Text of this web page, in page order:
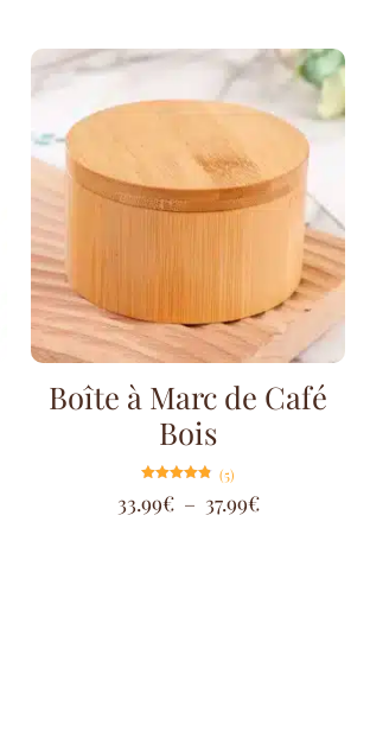
Boîte à Marc de Café
Bois
4.80
sur 5
(5)
33.99€ – 37.99€